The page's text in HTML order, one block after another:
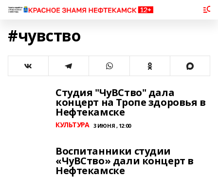
#чувство
Студия "ЧуВСтво" дала
концерт на Тропе здоровья в
Нефтекамске
КУЛЬТУРА 3 ИЮНЯ , 12:00
Воспитанники студии
«ЧуВСтво» дали концерт в
Нефтекамске